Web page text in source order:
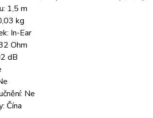
1,5 m
kg
In-Ear
Ohm
dB
Ne
Čína